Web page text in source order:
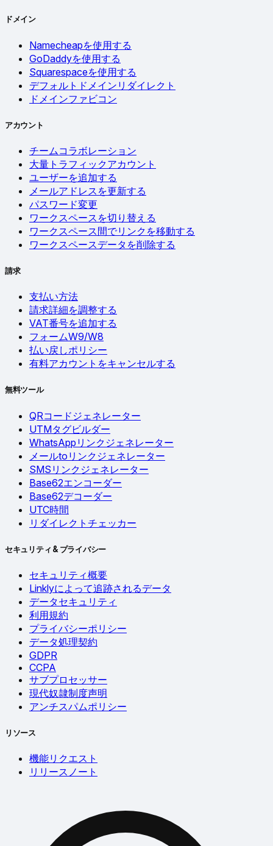
ドメイン
Namecheapを使用する
GoDaddyを使用する
Squarespaceを使用する
デフォルトドメインリダイレクト
ドメインファビコン
アカウント
チームコラボレーション
大量トラフィックアカウント
ユーザーを追加する
メールアドレスを更新する
パスワード変更
ワークスペースを切り替える
ワークスペース間でリンクを移動する
ワークスペースデータを削除する
請求
支払い方法
請求詳細を調整する
VAT番号を追加する
フォームW9/W8
払い戻しポリシー
有料アカウントをキャンセルする
無料ツール
QRコードジェネレーター
UTMタグビルダー
WhatsAppリンクジェネレーター
メールtoリンクジェネレーター
SMSリンクジェネレーター
Base62エンコーダー
Base62デコーダー
UTC時間
リダイレクトチェッカー
セキュリティ & プライバシー
セキュリティ概要
Linklyによって追跡されるデータ
データセキュリティ
利用規約
プライバシーポリシー
データ処理契約
GDPR
CCPA
サブプロセッサー
現代奴隷制度声明
アンチスパムポリシー
リソース
機能リクエスト
リリースノート